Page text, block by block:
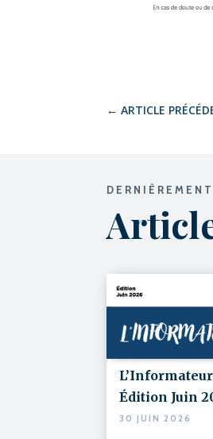
←ARTICLE
DERNIÈREMENT
Édition Juin
30 JUIN 2026